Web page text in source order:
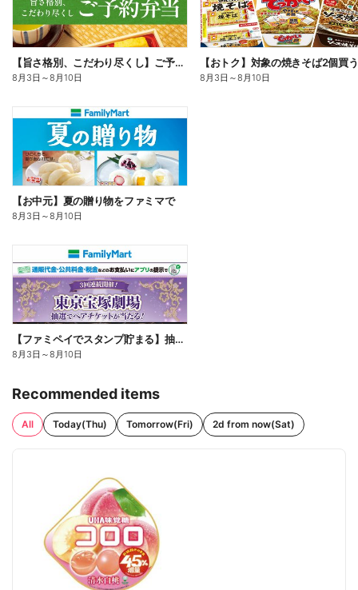
【旨さ格別、こだわり尽くし】ご予約弁当
8月3日 ～8月10日 8月3日 ～8月10日
【お中元】夏の贈り物をファミマで
8月3日 ～8月10日
【ファミペイでスタンプ貯まる】抽選でペアチケットが当たる!
8月3日 ～8月10日
Recommended items
All Today(Thu) Tomorrow(Fri) 2d from now(Sat)